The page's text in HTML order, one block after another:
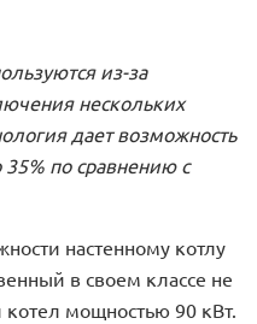
из-за
нескольких
дает возможность
35% по сравнению с
настенному котлу
в своем классе не
мощностью 90 кВт.